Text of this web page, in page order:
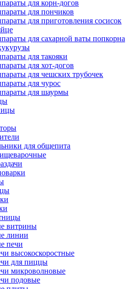
для корн-догов
для пончиков
для приготовления сосисок
для сахарной ваты попкорна
для такояки
для хот-догов
для чешских трубочек
для чурос
для шаурмы
для общепита
витрины
линии
печи
высокоскоростные
для пиццы
микроволновые
подовые